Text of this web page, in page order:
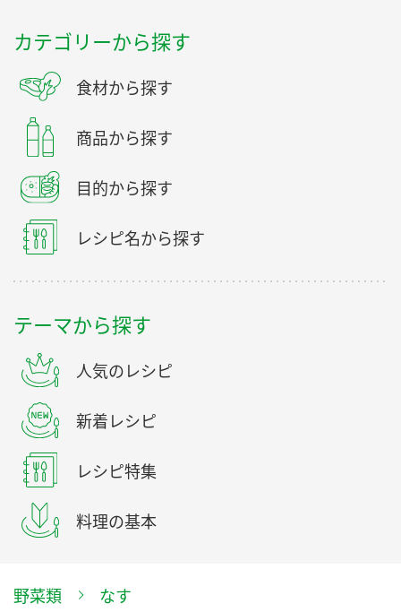
カテゴリーから探す
食材から探す
商品から探す
目的から探す
レシピ名から探す
テーマから探す
人気のレシピ
新着レシピ
レシピ特集
料理の基本
野菜類 なす